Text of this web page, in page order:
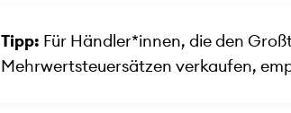
Tipp: Für Händler*innen, die den
Mehrwertsteuersätzen verkaufen,